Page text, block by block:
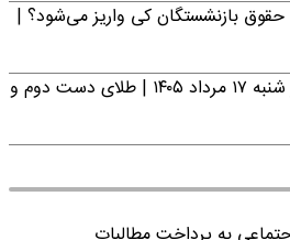
حقوق بازنشستگان کی واریز می‌شود؟ |
خبر فوری از قیمت طلا امروز شنبه ۱۷ مرداد ۱۴۰۵ | طلای دست دوم و